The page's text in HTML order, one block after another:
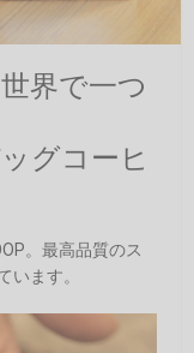
界で一つ
グコーヒ
。最高品質のス
います。